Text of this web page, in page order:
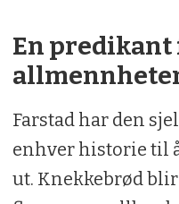
En predikant
Farstad har den
enhver historie til
ut. Knekkebrød